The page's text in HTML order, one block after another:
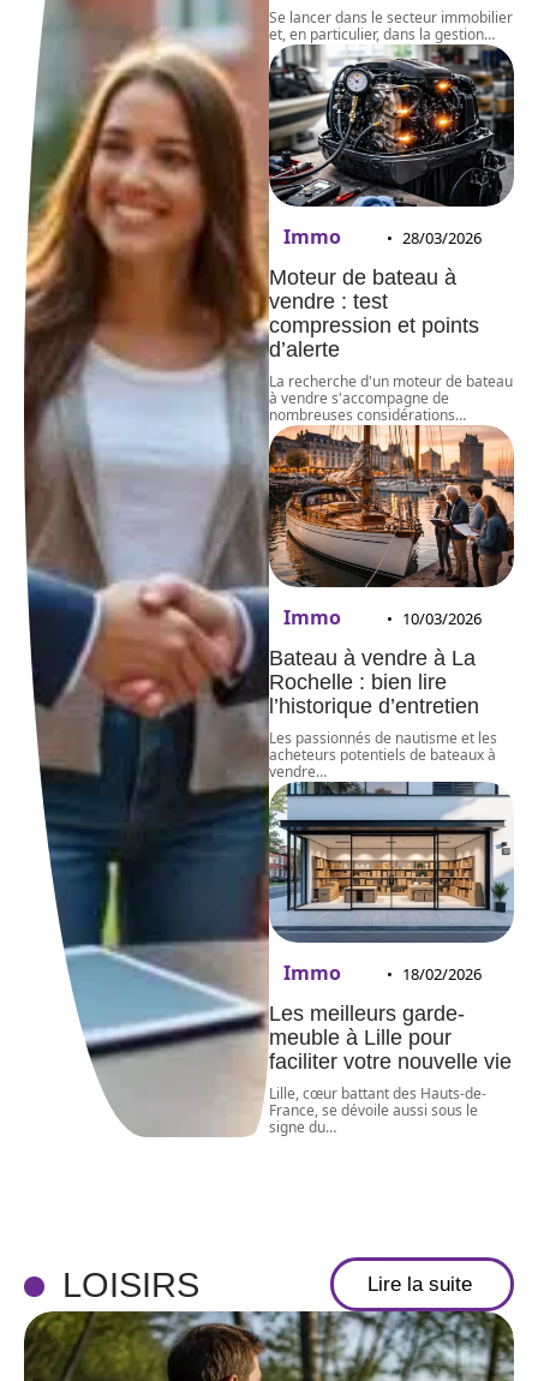
Se lancer dans le secteur immobilier
et, en particulier, dans la gestion…
Immo 28/03/2026
Moteur de bateau à
vendre : test
compression et points
d’alerte
La recherche d'un moteur de bateau
à vendre s'accompagne de
nombreuses considérations…
Immo 10/03/2026
Bateau à vendre à La
Rochelle : bien lire
l’historique d’entretien
Les passionnés de nautisme et les
acheteurs potentiels de bateaux à
vendre…
Immo 18/02/2026
Les meilleurs garde-
meuble à Lille pour
faciliter votre nouvelle vie
Lille, cœur battant des Hauts-de-
France, se dévoile aussi sous le
signe du…
LOISIRS Lire la suite